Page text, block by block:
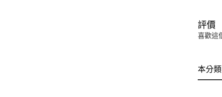
評價
喜歡這
本分